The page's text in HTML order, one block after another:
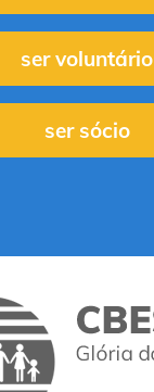
ser voluntário
ser sócio